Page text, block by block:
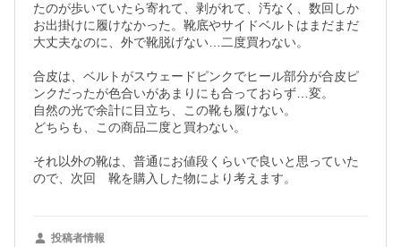
たのが歩いていたら寄れて、剥がれて、汚なく、数回しか
お出掛けに履けなかった。靴底やサイドベルトはまだまだ
大丈夫なのに、外で靴脱げない…二度買わない。
合皮は、ベルトがスウェードピンクでヒール部分が合皮ピ
ンクだったが色合いがあまりにも合っておらず…変。
自然の光で余計に目立ち、この靴も履けない。
どちらも、この商品二度と買わない。
それ以外の靴は、普通にお値段くらいで良いと思っていた
ので、次回　靴を購入した物により考えます。
投稿者情報